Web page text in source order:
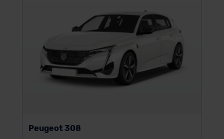
Peugeot 308